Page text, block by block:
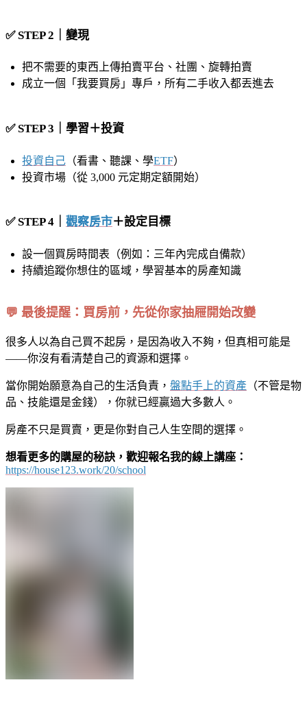
✅ STEP 2｜變現
把不需要的東西上傳拍賣平台、社團、旋轉拍賣
成立一個「我要買房」專戶，所有二手收入都丟進去
✅ STEP 3｜學習＋投資
投資自己 （看書、聽課、學ETF）
投資市場（從 3,000 元定期定額開始）
✅ STEP 4｜ 觀察房市＋設定目標
設一個買房時間表（例如：三年內完成自備款）
持續追蹤你想住的區域，學習基本的房產知識
💬 最後提醒：買房前，先從你家抽屜開始改變
很多人以為自己買不起房，是因為收入不夠，但真相可能是
——你沒有看清楚自己的資源和選擇。
當你開始願意為自己的生活負責， 盤點手上的資產 （不管是物
品、技能還是金錢），你就已經贏過大多數人。
房產不只是買賣，更是你對自己人生空間的選擇。
想看更多的購屋的秘訣，歡迎報名我的線上講座：
https://house123.work/20/school